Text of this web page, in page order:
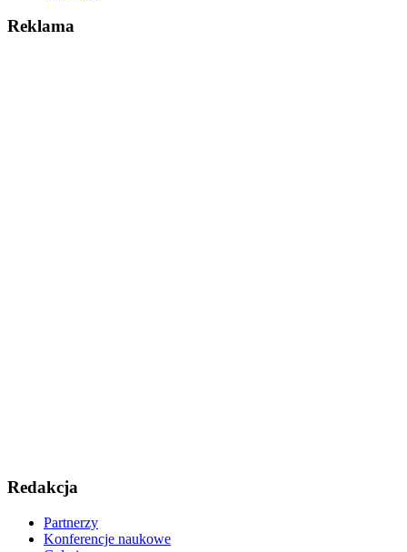
Reklama
Redakcja
Partnerzy
Konferencje naukowe